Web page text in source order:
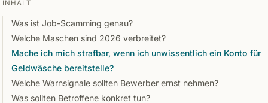
INHALT
Was ist Job-Scamming genau?
Welche Maschen sind 2026 verbreitet?
Mache ich mich strafbar, wenn ich unwissentlich ein Konto für
Geldwäsche bereitstelle?
Welche Warnsignale sollten Bewerber ernst nehmen?
Was sollten Betroffene konkret tun?